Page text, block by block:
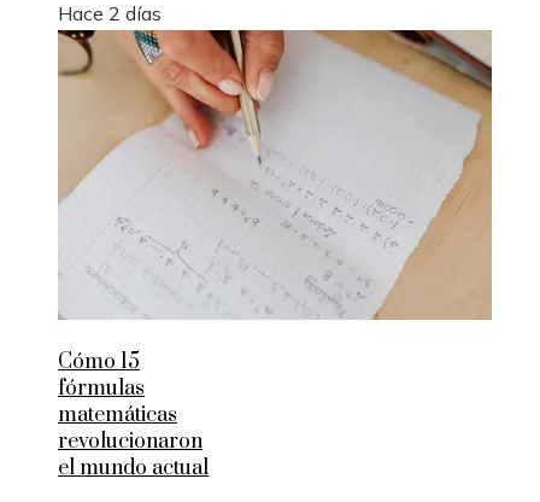
Hace 2 días
Cómo 15
fórmulas
matemáticas
revolucionaron
el mundo actual